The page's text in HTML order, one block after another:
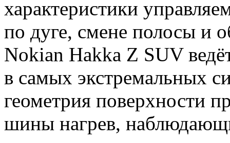
характеристики
по дуге, смене полосы и
Nokian Hakka Z SUV
в самых экстремальных
геометрия поверхности
шины нагрев,